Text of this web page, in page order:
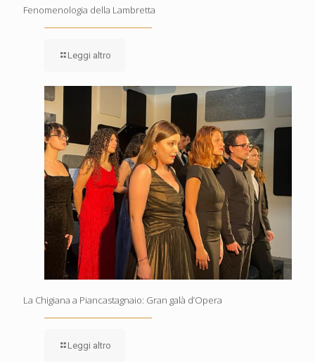
Fenomenologia della Lambretta
Leggi altro
La Chigiana a Piancastagnaio: Gran galà d’Opera
Leggi altro